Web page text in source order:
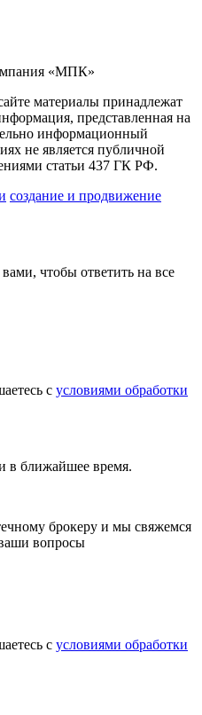
«МПК»
материалы принадлежат
представленная на
информационный
не является публичной
статьи 437 ГК РФ.
создание и продвижение
чтобы ответить на все
с условиями обработки
в ближайшее время.
брокеру и мы свяжемся
вопросы
с условиями обработки